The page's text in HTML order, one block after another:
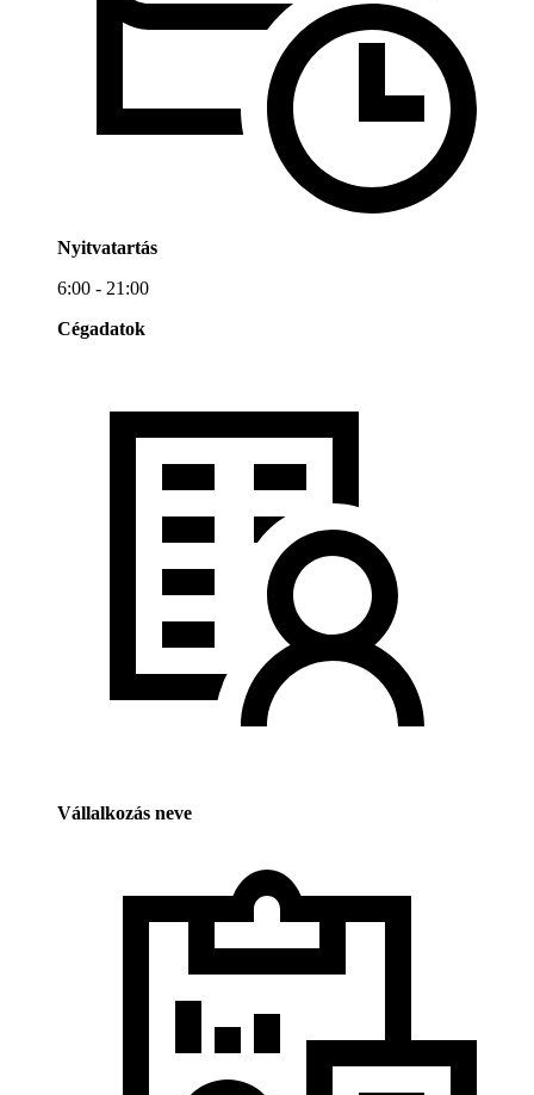
Nyitvatartás
6:00 - 21:00
Cégadatok
Vállalkozás neve